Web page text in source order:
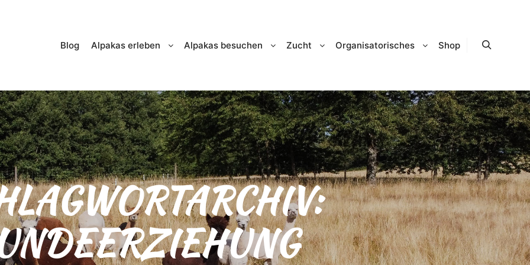
Blog Alpakas erleben Alpakas besuchen Zucht Organisatorisches Shop